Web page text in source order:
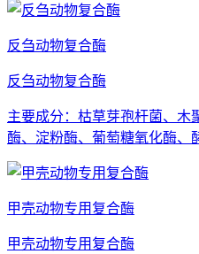
反刍动物复合酶
反刍动物复合酶
主要成分：枯草芽孢杆菌、木
酶、淀粉酶、葡萄糖氧化酶、
甲壳动物专用复合酶
甲壳动物专用复合酶